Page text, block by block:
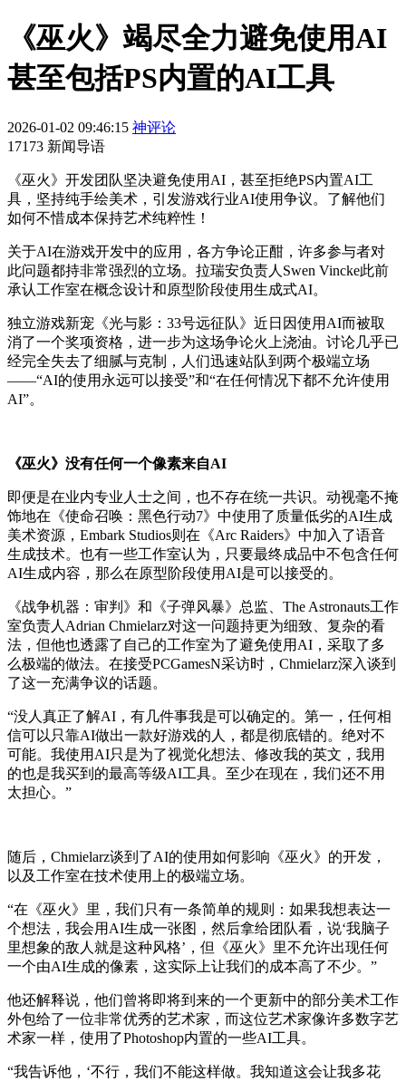
《巫火》竭尽全力避免使用AI
甚至包括PS内置的AI工具
2026-01-02 09:46:15 神评论
17173 新闻导语
《巫火》开发团队坚决避免使用AI，甚至拒绝PS内置AI工
具，坚持纯手绘美术，引发游戏行业AI使用争议。了解他们
如何不惜成本保持艺术纯粹性！
关于AI在游戏开发中的应用，各方争论正酣，许多参与者对
此问题都持非常强烈的立场。拉瑞安负责人Swen Vincke此前
承认工作室在概念设计和原型阶段使用生成式AI。
独立游戏新宠《光与影：33号远征队》近日因使用AI而被取
消了一个奖项资格，进一步为这场争论火上浇油。讨论几乎已
经完全失去了细腻与克制，人们迅速站队到两个极端立场
——“AI的使用永远可以接受”和“在任何情况下都不允许使用
AI”。
《巫火》没有任何一个像素来自AI
即便是在业内专业人士之间，也不存在统一共识。动视毫不掩
饰地在《使命召唤：黑色行动7》中使用了质量低劣的AI生成
美术资源，Embark Studios则在《Arc Raiders》中加入了语音
生成技术。也有一些工作室认为，只要最终成品中不包含任何
AI生成内容，那么在原型阶段使用AI是可以接受的。
《战争机器：审判》和《子弹风暴》总监、The Astronauts工作
室负责人Adrian Chmielarz对这一问题持更为细致、复杂的看
法，但他也透露了自己的工作室为了避免使用AI，采取了多
么极端的做法。在接受PCGamesN采访时，Chmielarz深入谈到
了这一充满争议的话题。
“没人真正了解AI，有几件事我是可以确定的。第一，任何相
信可以只靠AI做出一款好游戏的人，都是彻底错的。绝对不
可能。我使用AI只是为了视觉化想法、修改我的英文，我用
的也是我买到的最高等级AI工具。至少在现在，我们还不用
太担心。”
随后，Chmielarz谈到了AI的使用如何影响《巫火》的开发，
以及工作室在技术使用上的极端立场。
“在《巫火》里，我们只有一条简单的规则：如果我想表达一
个想法，我会用AI生成一张图，然后拿给团队看，说‘我脑子
里想象的敌人就是这种风格’，但《巫火》里不允许出现任何
一个由AI生成的像素，这实际上让我们的成本高了不少。”
他还解释说，他们曾将即将到来的一个更新中的部分美术工作
外包给了一位非常优秀的艺术家，而这位艺术家像许多数字艺
术家一样，使用了Photoshop内置的一些AI工具。
“我告诉他，‘不行，我们不能这样做。我知道这会让我多花